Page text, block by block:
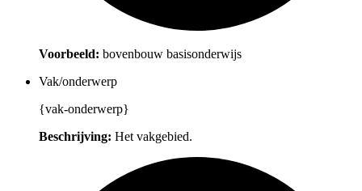
Voorbeeld: bovenbouw basisonderwijs
Vak/onderwerp
{vak-onderwerp}
Beschrijving: Het vakgebied.